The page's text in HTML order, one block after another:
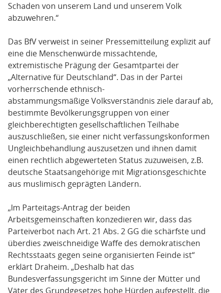
Schaden von unserem Land und unserem Volk
abzuwehren.“
Das BfV verweist in seiner Pressemitteilung explizit auf
eine die Menschenwürde missachtende,
extremistische Prägung der Gesamtpartei der
„Alternative für Deutschland“. Das in der Partei
vorherrschende ethnisch-
abstammungsmäßige Volksverständnis ziele darauf ab,
bestimmte Bevölkerungsgruppen von einer
gleichberechtigten gesellschaftlichen Teilhabe
auszuschließen, sie einer nicht verfassungskonformen
Ungleichbehandlung auszusetzen und ihnen damit
einen rechtlich abgewerteten Status zuzuweisen, z.B.
deutsche Staatsangehörige mit Migrationsgeschichte
aus muslimisch geprägten Ländern.
„Im Parteitags-Antrag der beiden
Arbeitsgemeinschaften konzedieren wir, dass das
Parteiverbot nach Art. 21 Abs. 2 GG die schärfste und
überdies zweischneidige Waffe des demokratischen
Rechtsstaats gegen seine organisierten Feinde ist“
erklärt Draheim. „Deshalb hat das
Bundesverfassungsgericht im Sinne der Mütter und
Väter des Grundgesetzes hohe Hürden aufgestellt, die